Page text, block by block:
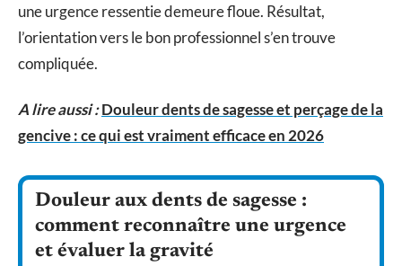
une urgence ressentie demeure floue. Résultat,
l’orientation vers le bon professionnel s’en trouve
compliquée.
A lire aussi :Douleur dents de sagesse et perçage de la
gencive : ce qui est vraiment efficace en 2026
Douleur aux dents de sagesse :
comment reconnaître une urgence
et évaluer la gravité